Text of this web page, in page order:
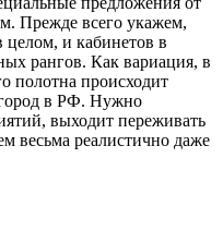
Прежде всего укажем,
и кабинетов в
рангов. Как вариация, в
полотна происходит
город в РФ. Нужно
выходит переживать
весьма реалистично даже